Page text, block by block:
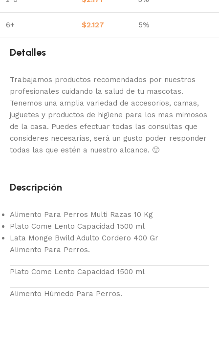
6+ $2.127 5%
Detalles
Trabajamos productos recomendados por nuestros
profesionales cuidando la salud de tu mascotas.
Tenemos una amplia variedad de accesorios, camas,
juguetes y productos de higiene para los mas mimosos
de la casa. Puedes efectuar todas las consultas que
consideres necesarias, será un gusto poder responder
todas las que estén a nuestro alcance. 🙂
Descripción
Alimento Para Perros Multi Razas 10 Kg
Plato Come Lento Capacidad 1500 ml
Lata Monge Bwild Adulto Cordero 400 Gr
Alimento Para Perros.
Plato Come Lento Capacidad 1500 ml
Alimento Húmedo Para Perros.